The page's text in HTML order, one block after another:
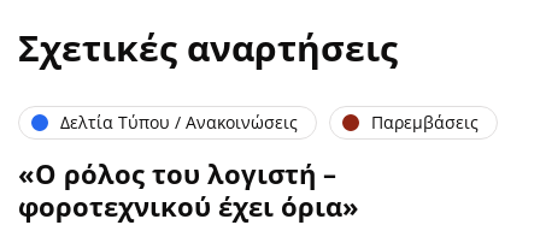
Σχετικές αναρτήσεις
Δελτία Τύπου / Ανακοινώσεις Παρεμβάσεις
«Ο ρόλος του λογιστή –
φοροτεχνικού έχει όρια»